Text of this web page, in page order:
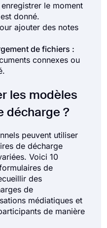
enregistrer le moment
donné.
ajouter des notes
de fichiers :
connexes ou
les modèles
décharge ?
peuvent utiliser
de décharge
Voici 10
de
des
de
médiatiques et
de manière